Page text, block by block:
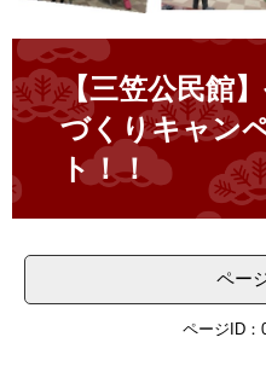
本
文
【三笠公民館
づくりキャン
ト！！
ペー
ページID：